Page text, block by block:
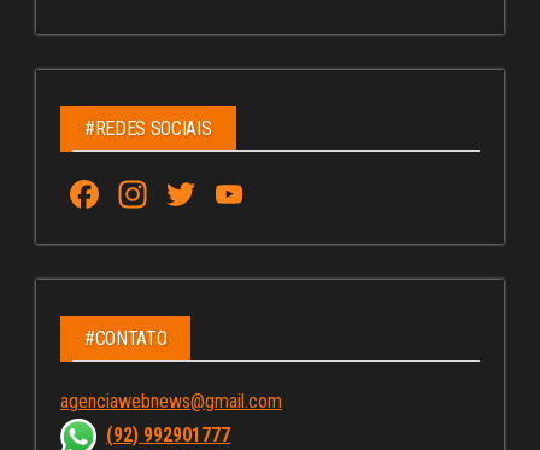
#REDES SOCIAIS
Fa
ce
bo
ok
In
st
ag
ra
m
T
wi
tt
u
Tu
C
ha
nn
#CONTATO
agenciawebnews@gmail.com
(92) 992901777